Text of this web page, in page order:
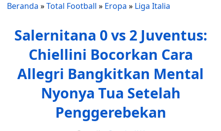
Beranda »Total Football » Eropa » Liga Italia
Salernitana 0 vs 2 Juventus:
Chiellini Bocorkan Cara
Allegri Bangkitkan Mental
Nyonya Tua Setelah
Penggerebekan